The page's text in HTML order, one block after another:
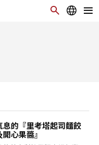
的『里考塔起司麵餃
心果醬』